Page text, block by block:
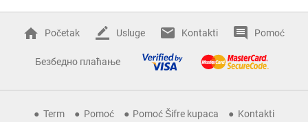
Početak Usluge Kontakti Pomoć
Безбедно плаћање
Term Pomoć Pomoć Šifre kupaca
Kontakti